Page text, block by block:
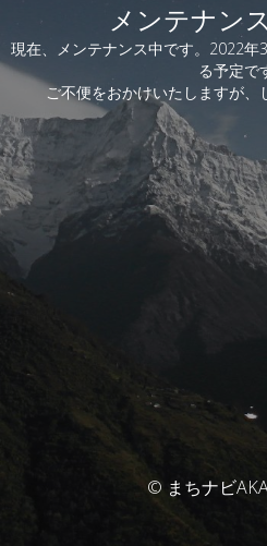
メンテナン
現在、メンテナンス中です。2022
る予定で
ご不便をおかけいたしますが、
© まちナビ